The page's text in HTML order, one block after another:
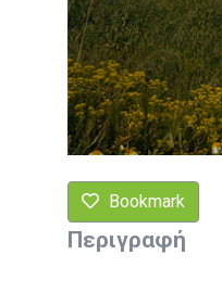
Bookmark
Περιγραφή